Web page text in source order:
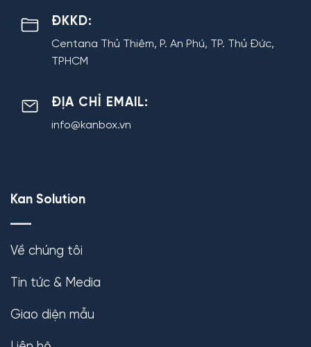
ĐKKD:
Centana Thủ Thiêm, P. An Phú, TP. Thủ Đức,
TPHCM
ĐỊA CHỈ EMAIL:
info@kanbox.vn
Kan Solution
Về chúng tôi
Tin tức & Media
Giao diện mẫu